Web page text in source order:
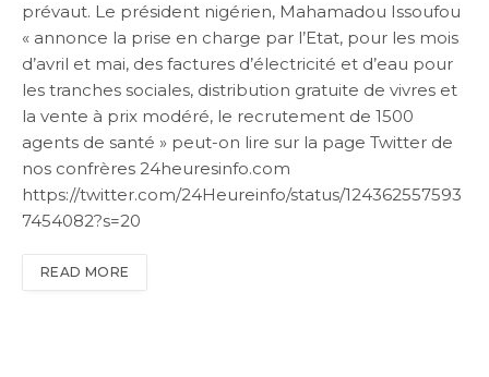
prévaut. Le président nigérien, Mahamadou Issoufou
« annonce la prise en charge par l’Etat, pour les mois
d’avril et mai, des factures d’électricité et d’eau pour
les tranches sociales, distribution gratuite de vivres et
la vente à prix modéré, le recrutement de 1500
agents de santé » peut-on lire sur la page Twitter de
nos confrères 24heuresinfo.com
https://twitter.com/24Heureinfo/status/124362557593
7454082?s=20
READ MORE